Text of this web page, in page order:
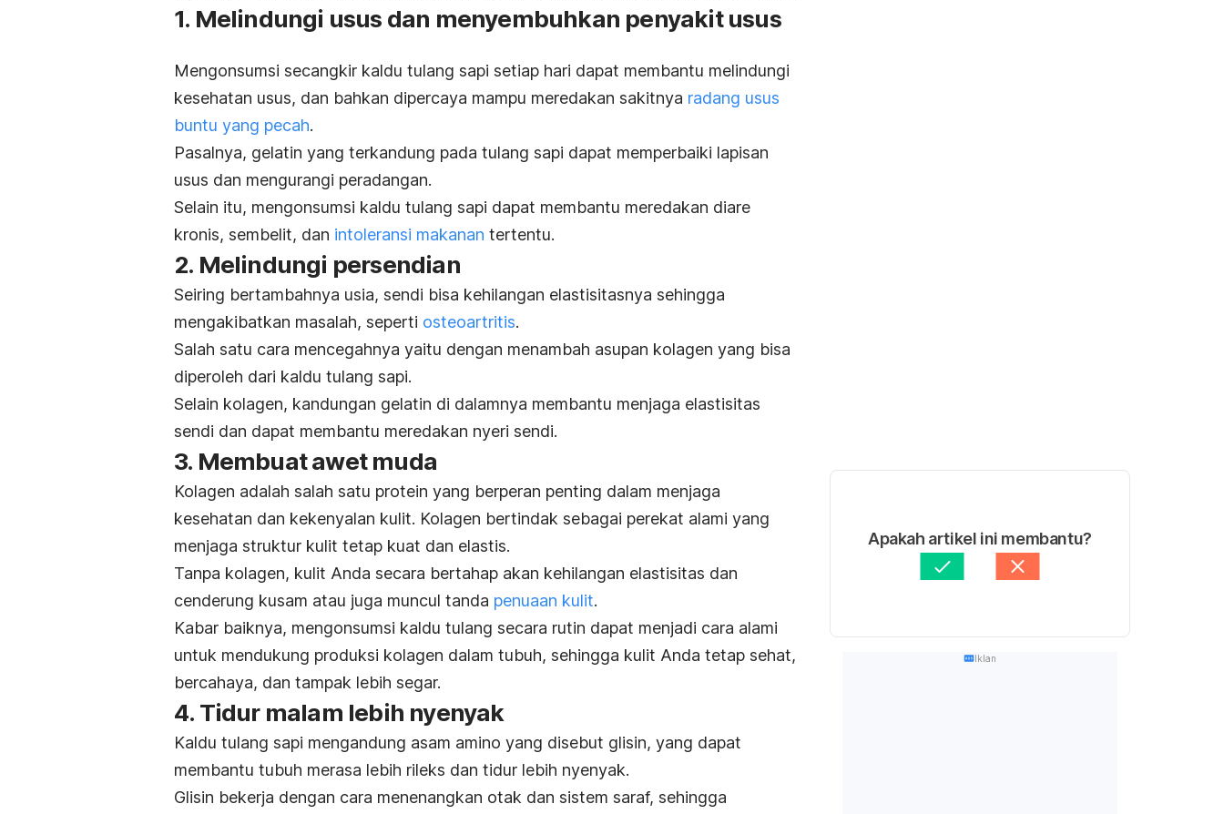
1. Melindungi usus dan menyembuhkan penyakit usus
Mengonsumsi secangkir kaldu tulang sapi setiap hari dapat membantu melindungi
kesehatan usus, dan bahkan dipercaya mampu meredakan sakitnya radang usus
buntu yang pecah.
Pasalnya, gelatin yang terkandung pada tulang sapi dapat memperbaiki lapisan
usus dan mengurangi peradangan.
Selain itu, mengonsumsi kaldu tulang sapi dapat membantu meredakan diare
kronis, sembelit, dan intoleransi makanan tertentu.
2. Melindungi persendian
Seiring bertambahnya usia, sendi bisa kehilangan elastisitasnya sehingga
mengakibatkan masalah, seperti osteoartritis.
Salah satu cara mencegahnya yaitu dengan menambah asupan kolagen yang bisa
diperoleh dari kaldu tulang sapi.
Selain kolagen, kandungan gelatin di dalamnya membantu menjaga elastisitas
sendi dan dapat membantu meredakan nyeri sendi.
3. Membuat awet muda
Kolagen adalah salah satu protein yang berperan penting dalam menjaga
kesehatan dan kekenyalan kulit. Kolagen bertindak sebagai perekat alami yang
menjaga struktur kulit tetap kuat dan elastis.
Tanpa kolagen, kulit Anda secara bertahap akan kehilangan elastisitas dan
cenderung kusam atau juga muncul tanda penuaan kulit.
Kabar baiknya, mengonsumsi kaldu tulang secara rutin dapat menjadi cara alami
untuk mendukung produksi kolagen dalam tubuh, sehingga kulit Anda tetap sehat,
bercahaya, dan tampak lebih segar.
4. Tidur malam lebih nyenyak
Kaldu tulang sapi mengandung asam amino yang disebut glisin, yang dapat
membantu tubuh merasa lebih rileks dan tidur lebih nyenyak.
Glisin bekerja dengan cara menenangkan otak dan sistem saraf, sehingga
Apakah artikel ini membantu?
Iklan